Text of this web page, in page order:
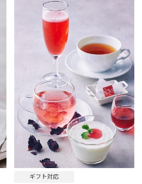
ギフト対応